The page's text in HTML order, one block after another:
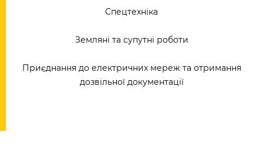
Спецтехніка
Земляні та супутні роботи
Приєднання до електричних мереж та отримання
дозвільної документації